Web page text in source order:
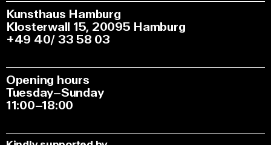
Kunsthaus Hamburg
Klosterwall 15, 20095 Hamburg
+49 40/ 33 58 03
Opening hours
Tuesday–Sunday
11:00–18:00